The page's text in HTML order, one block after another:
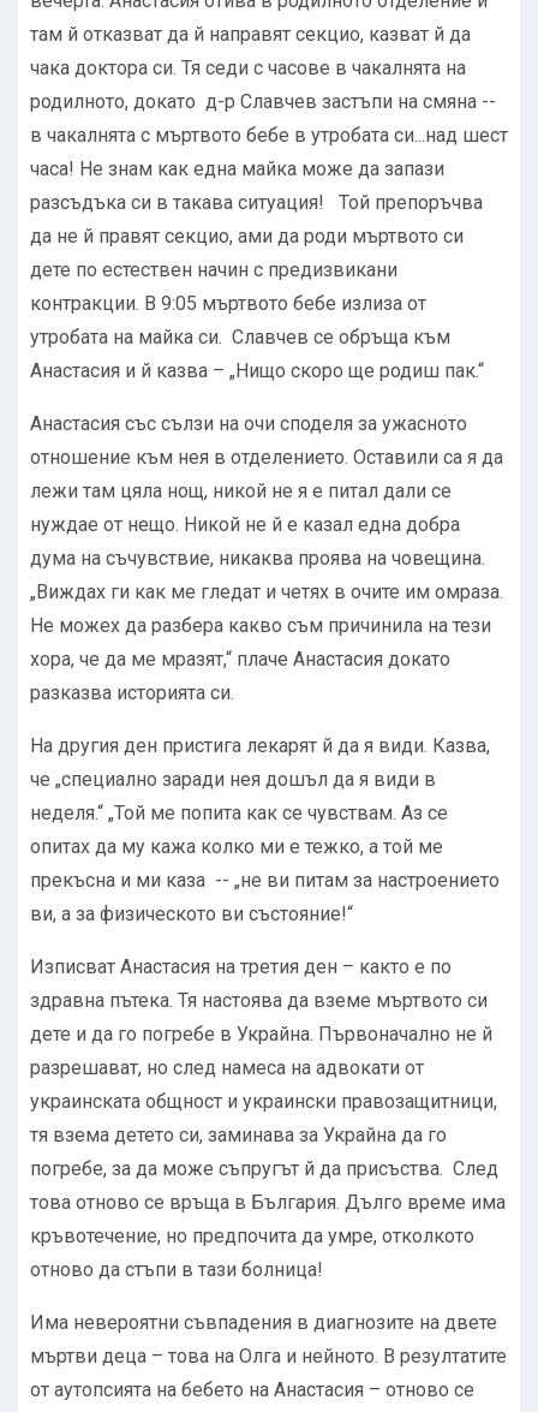
там й отказват да й направят секцио, казват й да
чака доктора си. Тя седи с часове в чакалнята на
родилното, докато д-р Славчев застъпи на смяна --
в чакалнята с мъртвото бебе в утробата си...над шест
часа! Не знам как една майка може да запази
разсъдъка си в такава ситуация! Той препоръчва
да не й правят секцио, ами да роди мъртвото си
дете по естествен начин с предизвикани
контракции. В 9:05 мъртвото бебе излиза от
утробата на майка си. Славчев се обръща към
Анастасия и й казва – „Нищо скоро ще родиш пак.“
Анастасия със сълзи на очи споделя за ужасното
отношение към нея в отделението. Оставили са я да
лежи там цяла нощ, никой не я е питал дали се
нуждае от нещо. Никой не й е казал една добра
дума на съчувствие, никаква проява на човещина.
„Виждах ги как ме гледат и четях в очите им омраза.
Не можех да разбера какво съм причинила на тези
хора, че да ме мразят,“ плаче Анастасия докато
разказва историята си.
На другия ден пристига лекарят й да я види. Казва,
че „специално заради нея дошъл да я види в
неделя.“ „Той ме попита как се чувствам. Аз се
опитах да му кажа колко ми е тежко, а той ме
прекъсна и ми каза -- „не ви питам за настроението
ви, а за физическото ви състояние!“
Изписват Анастасия на третия ден – както е по
здравна пътека. Тя настоява да вземе мъртвото си
дете и да го погребе в Украйна. Първоначално не й
разрешават, но след намеса на адвокати от
украинската общност и украински правозащитници,
тя взема детето си, заминава за Украйна да го
погребе, за да може съпругът й да присъства. След
това отново се връща в България. Дълго време има
кръвотечение, но предпочита да умре, отколкото
отново да стъпи в тази болница!
Има невероятни съвпадения в диагнозите на двете
мъртви деца – това на Олга и нейното. В резултатите
от аутопсията на бебето на Анастасия – отново се